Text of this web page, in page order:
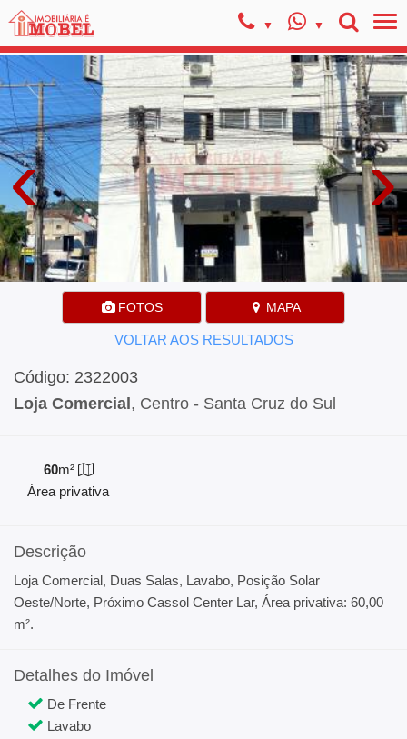
‹ ›
FOTOS MAPA
VOLTAR AOS RESULTADOS
Código: 2322003
Loja Comercial , Centro - Santa Cruz do Sul
60m²
Área privativa
Descrição
Loja Comercial, Duas Salas, Lavabo, Posição Solar
Oeste/Norte, Próximo Cassol Center Lar, Área privativa: 60,00
m².
Detalhes do Imóvel
De Frente
Lavabo